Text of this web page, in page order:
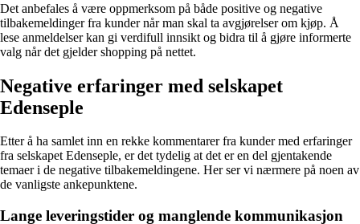
Det anbefales å være oppmerksom på både positive og negative
tilbakemeldinger fra kunder når man skal ta avgjørelser om kjøp. Å
lese anmeldelser kan gi verdifull innsikt og bidra til å gjøre informerte
valg når det gjelder shopping på nettet.
Negative erfaringer med selskapet
Edenseple
Etter å ha samlet inn en rekke kommentarer fra kunder med erfaringer
fra selskapet Edenseple, er det tydelig at det er en del gjentakende
temaer i de negative tilbakemeldingene. Her ser vi nærmere på noen av
de vanligste ankepunktene.
Lange leveringstider og manglende kommunikasjon